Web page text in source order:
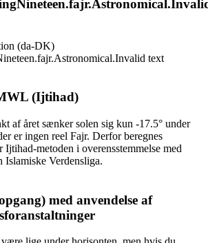
(da-DK)
text
(Ijtihad)
af året sænker solen sig kun -17.5° under
er ingen reel Fajr. Derfor beregnes
Ijtihad-metoden i overensstemmelse med
Islamiske Verdensliga.
med anvendelse af